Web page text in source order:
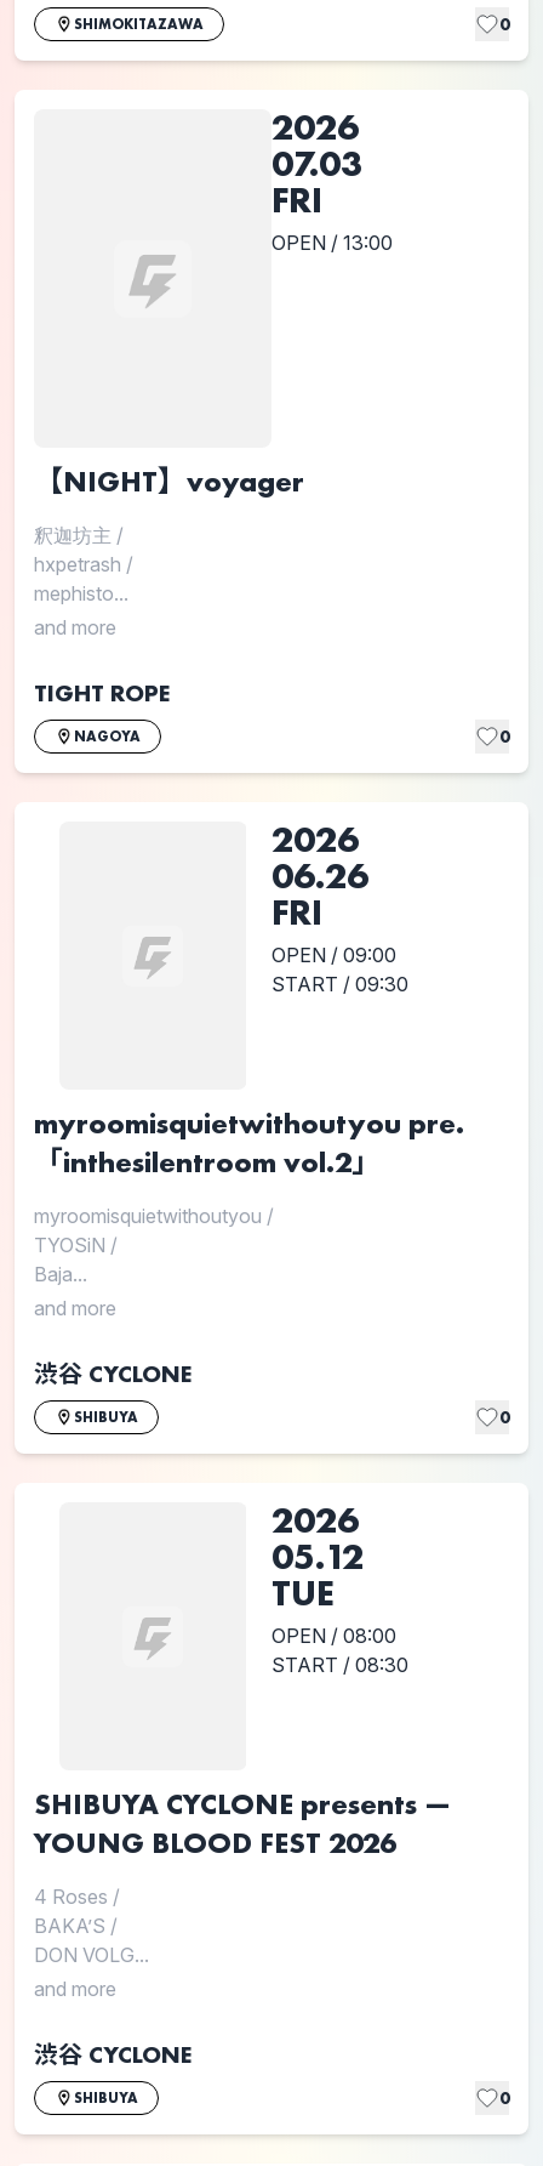
SHIMOKITAZAWA 0
2026
07.03
FRI
OPEN / 13:00
【NIGHT】voyager
釈迦坊主 /
hxpetrash /
mephisto...
and more
TIGHT ROPE
NAGOYA 0
2026
06.26
FRI
OPEN / 09:00
START / 09:30
myroomisquietwithoutyou pre.
「inthesilentroom vol.2」
myroomisquietwithoutyou /
TYOSiN /
Baja...
and more
渋谷 CYCLONE
SHIBUYA 0
2026
05.12
TUE
OPEN / 08:00
START / 08:30
SHIBUYA CYCLONE presents —
YOUNG BLOOD FEST 2026
4 Roses /
BAKA’S /
DON VOLG...
and more
渋谷 CYCLONE
SHIBUYA 0